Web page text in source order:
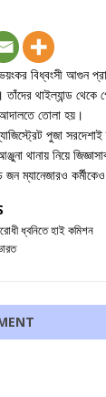
বিধ্বংসী আগুন
তাঁদের থাইল্যান্ড
আদালতে তোলা হয়।
পুজা
থানায় নিয়ে
জন ম্যানেজারও
ধ্বনিতে হাই কমিশন